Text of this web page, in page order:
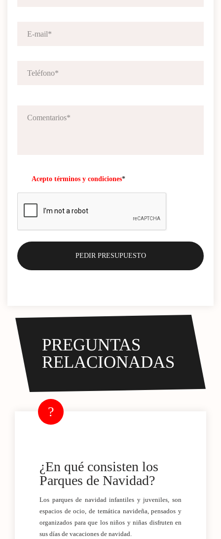
Acepto términos y condiciones*
PREGUNTAS
RELACIONADAS
¿En qué consisten los
Parques de Navidad?
Los parques de navidad infantiles y juveniles, son
espacios de ocio, de temática navideña, pensados y
organizados para que los niños y niñas disfruten en
sus días de vacaciones de navidad.